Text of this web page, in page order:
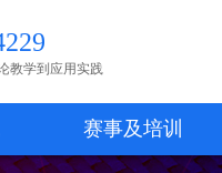
教学到应用实践
赛事及培训